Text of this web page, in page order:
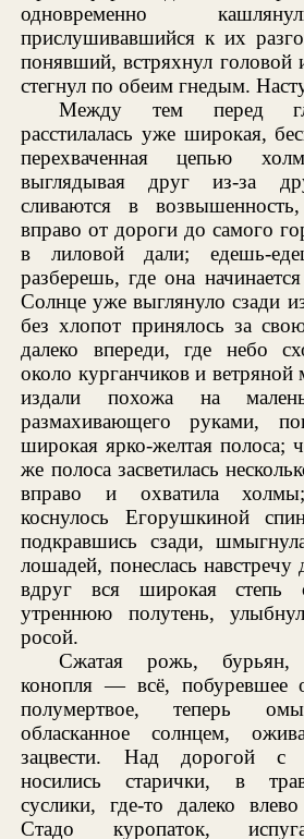
одновременно
прислушивавшийся к их
понявший, встряхнул головой
стегнул по обеим гнедым.
Между тем перед
расстилалась уже широкая,
перехваченная цепью
выглядывая друг из-за
сливаются в
вправо от дороги до самого
в лиловой дали; едешь-
разберешь, где она
Солнце уже выглянуло сзади
без хлопот принялось за
далеко впереди, где небо
около курганчиков и ветряной
издали похожа на
размахивающего руками,
широкая ярко-желтая полоса;
же полоса засветилась
вправо и охватила
коснулось Егорушкиной
подкравшись сзади,
лошадей, понеслась
вдруг вся широкая степь
утреннюю полутень,
росой.
Сжатая рожь, бурьян,
конопля — всё, побуревшее
полумертвое, теперь
обласканное солнцем,
зацвести. Над дорогой с
носились старички, в
суслики, где-то далеко
Стадо куропаток,